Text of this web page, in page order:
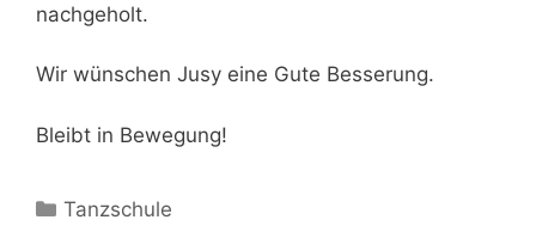
nachgeholt.
Wir wünschen Jusy eine Gute Besserung.
Bleibt in Bewegung!
Kategorien
Tanzschule